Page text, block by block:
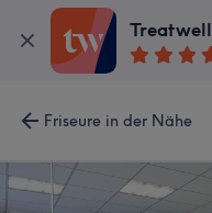
Treatwell
Friseure in der Nähe